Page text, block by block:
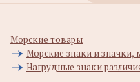
Морские товары
Морские знаки и
Нагрудные знаки